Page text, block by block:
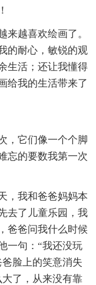
来越喜欢绘画了。
的耐心，敏锐的观
生活；还让我懂得
给我的生活带来了
，它们像一个个脚
忘的要数我第一次
，我和爸爸妈妈本
去了儿童乐园，我
爸爸问我什么时候
一句：“我还没玩
脸上的笑意消失
了，从来没有靠